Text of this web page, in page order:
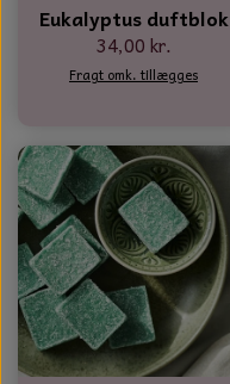
Eukalyptus duftblok
34,00 kr.
Fragt omk. tillægges